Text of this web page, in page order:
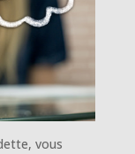
vous